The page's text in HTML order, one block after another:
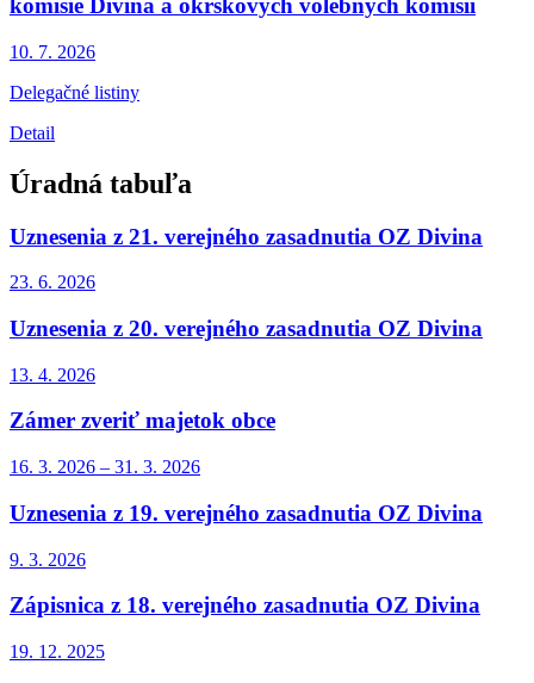
komisie Divina a okrskových volebných komisií
10. 7. 2026
Delegačné listiny
Detail
Úradná tabuľa
Uznesenia z 21. verejného zasadnutia OZ Divina
23. 6. 2026
Uznesenia z 20. verejného zasadnutia OZ Divina
13. 4. 2026
Zámer zveriť majetok obce
16. 3. 2026 – 31. 3. 2026
Uznesenia z 19. verejného zasadnutia OZ Divina
9. 3. 2026
Zápisnica z 18. verejného zasadnutia OZ Divina
19. 12. 2025